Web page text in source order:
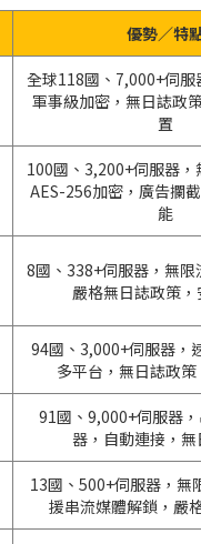
優勢／特
全球118國、7,000+伺服
軍事級加密，無日誌政
置
100國、3,200+伺服器，
AES-256加密，廣告攔
能
8國、338+伺服器，無限
嚴格無日誌政策
94國、3,000+伺服器，
多平台，無日誌政
91國、9,000+伺服器
器，自動連接，
13國、500+伺服器，無
援串流媒體解鎖，嚴